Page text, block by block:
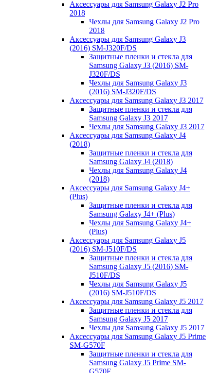
Аксессуары для Samsung Galaxy J2 Pro
2018
Чехлы для Samsung Galaxy J2 Pro
2018
Аксессуары для Samsung Galaxy J3
(2016) SM-J320F/DS
Защитные пленки и стекла для
Samsung Galaxy J3 (2016) SM-
J320F/DS
Чехлы для Samsung Galaxy J3
(2016) SM-J320F/DS
Аксессуары для Samsung Galaxy J3 2017
Защитные пленки и стекла для
Samsung Galaxy J3 2017
Чехлы для Samsung Galaxy J3 2017
Аксессуары для Samsung Galaxy J4
(2018)
Защитные пленки и стекла для
Samsung Galaxy J4 (2018)
Чехлы для Samsung Galaxy J4
(2018)
Аксессуары для Samsung Galaxy J4+
(Plus)
Защитные пленки и стекла для
Samsung Galaxy J4+ (Plus)
Чехлы для Samsung Galaxy J4+
(Plus)
Аксессуары для Samsung Galaxy J5
(2016) SM-J510F/DS
Защитные пленки и стекла для
Samsung Galaxy J5 (2016) SM-
J510F/DS
Чехлы для Samsung Galaxy J5
(2016) SM-J510F/DS
Аксессуары для Samsung Galaxy J5 2017
Защитные пленки и стекла для
Samsung Galaxy J5 2017
Чехлы для Samsung Galaxy J5 2017
Аксессуары для Samsung Galaxy J5 Prime
SM-G570F
Защитные пленки и стекла для
Samsung Galaxy J5 Prime SM-
G570F